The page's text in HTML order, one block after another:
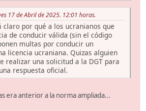
17 de Abril de 2025. 12:01 horas.
claro por qué a los ucranianos que
de conducir válida (sin el código
multas por conducir un
licencia ucraniana. Quizas alguien
realizar una solicitud a la DGT para
respuesta oficial.
era anterior a la norma ampliada...